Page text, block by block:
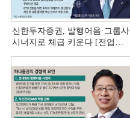
신한투자증권, 발행어음·그룹사
시너지로 체급 키운다 [전업계